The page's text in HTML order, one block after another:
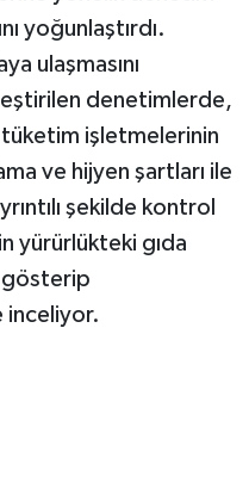
yoğunlaştırdı.
ulaşmasını
denetimlerde,
işletmelerinin
ve hijyen şartları ile
şekilde kontrol
yürürlükteki gıda
gösterip